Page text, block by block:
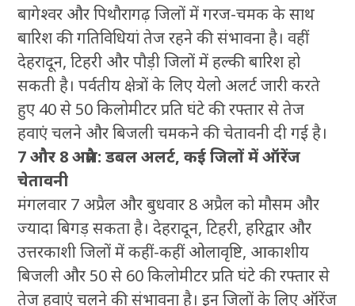
बागेश्वर और पिथौरागढ़ जिलों में गरज-चमक के साथ
बारिश की गतिविधियां तेज रहने की संभावना है। वहीं
देहरादून, टिहरी और पौड़ी जिलों में हल्की बारिश हो
सकती है। पर्वतीय क्षेत्रों के लिए येलो अलर्ट जारी करते
हुए 40 से 50 किलोमीटर प्रति घंटे की रफ्तार से तेज
हवाएं चलने और बिजली चमकने की चेतावनी दी गई है।
7 और 8 अप्रैल: डबल अलर्ट, कई जिलों में ऑरेंज
चेतावनी
मंगलवार 7 अप्रैल और बुधवार 8 अप्रैल को मौसम और
ज्यादा बिगड़ सकता है। देहरादून, टिहरी, हरिद्वार और
उत्तरकाशी जिलों में कहीं-कहीं ओलावृष्टि, आकाशीय
बिजली और 50 से 60 किलोमीटर प्रति घंटे की रफ्तार से
तेज हवाएं चलने की संभावना है। इन जिलों के लिए ऑरेंज